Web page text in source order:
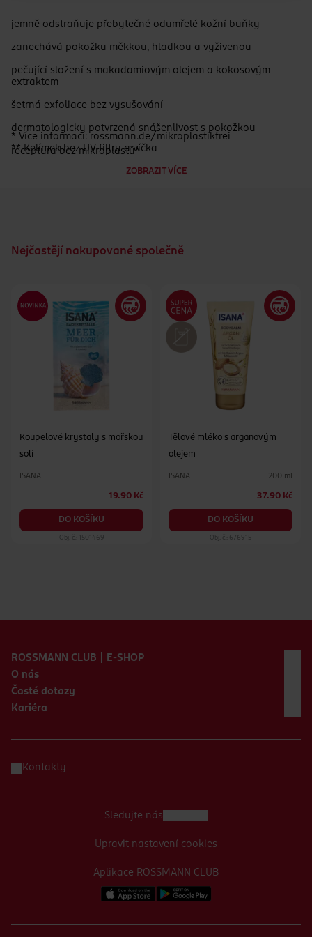
jemně odstraňuje přebytečné odumřelé kožní buňky
zanechává pokožku měkkou, hladkou a vyživenou
pečující složení s makadamiovým olejem a kokosovým
extraktem
šetrná exfoliace bez vysušování
dermatologicky potvrzená snášenlivost s pokožkou
receptura bez mikroplastů*
obal ze 100 % recyklovaného plastu**
* Více informací: rossmann.de/mikroplastikfrei
** Kelímek bez UV filtru a víčka
ZOBRAZIT VÍCE
Nejčastějí nakupované společně
Koupelové krystaly s mořskou
solí
ISANA
19.90 Kč
DO KOŠÍKU
Obj. č.: 1501469
Tělové mléko s arganovým
olejem
ISANA 200 ml
37.90 Kč
DO KOŠÍKU
Obj. č.: 676915
ROSSMANN CLUB | E-SHOP
O nás
Časté dotazy
Kariéra
Kontakty
Aplikace ROSSMANN CLUB
Sledujte nás
Upravit nastavení cookies